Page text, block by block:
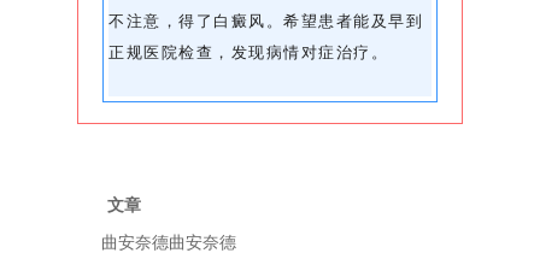
不注意，得了白癜风。希望患者能及早到
正规医院检查，发现病情对症治疗。
文章
曲安奈德曲安奈德